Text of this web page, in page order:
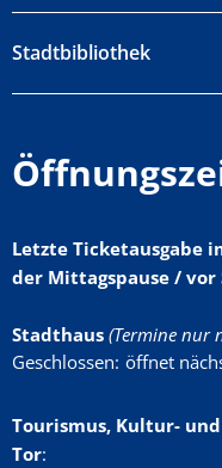
Stadtbibliothek
Letzte Ticketausgabe
der Mittagspause / vor
Stadthaus (Termine nur
Klicken, um weitere
Geschlossen: öffnet
Tourismus, Kultur-
Tor: